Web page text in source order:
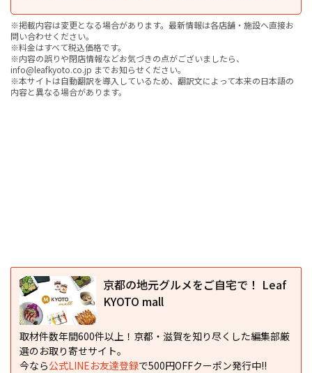
※掲載内容は変更となる場合があります。最新情報は各店舗・施設へ直接お
問い合わせください。
※料金はすべて税込価格です。
※内容の誤りや閉店情報などお気づきの点がございましたら、
info@leafkyoto.co.jp までお知らせください。
※本サイトは自動翻訳を導入しているため、翻訳文によって本来の日本語の
内容と異なる場合があります。
京都の地元グルメをご自宅で！ Leaf
KYOTO mall
取材件数年間600件以上！京都・滋賀を知り尽くした編集部厳
選のお取り寄せサイト。
今なら公式LINEお友達登録で500円OFFクーポン発行中!!